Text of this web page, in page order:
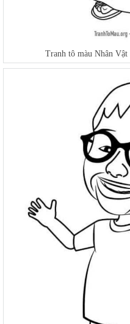
Tranh tô màu Nhân